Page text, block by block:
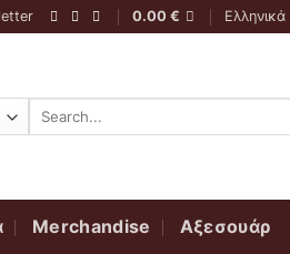
0.00 € Ελληνικά
Αναζήτηση
Merchandise Αξεσουάρ